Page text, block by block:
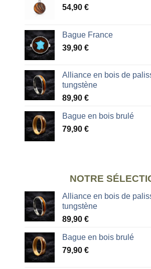
54,90 €
Bague France
39,90 €
Alliance en bois de
tungstène
89,90 €
Bague en bois brulé
79,90 €
NOTRE
Alliance en bois de
tungstène
89,90 €
Bague en bois brulé
79,90 €